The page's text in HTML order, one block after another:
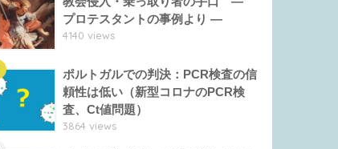
プロテスタントの事例より ―
4140 views
ポルトガルでの判決：PCR検査の信
頼性は低い（新型コロナのPCR検
査、Ct値問題）
3864 views